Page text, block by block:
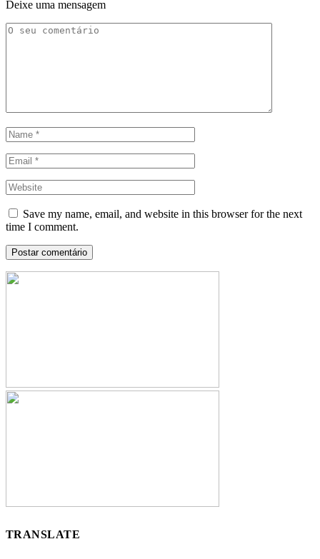
Deixe uma mensagem
Save my name, email, and website in this browser for the next
time I comment.
TRANSLATE